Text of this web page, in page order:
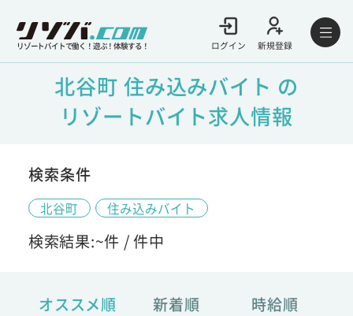
リゾートバイトで働く！遊ぶ！体験する！ ログイン 新規登録
北谷町 住み込みバイト の
リゾートバイト求人情報
検索条件
北谷町 住み込みバイト
検索結果:~件 /件中
オススメ順 新着順 時給順